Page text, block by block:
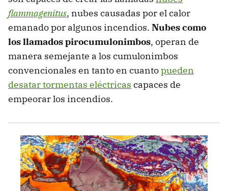
flammagenitus, nubes causadas por el calor
emanado por algunos incendios. Nubes como
los llamados pirocumulonimbos, operan de
manera semejante a los cumulonimbos
convencionales en tanto en cuantopueden
desatar tormentas eléctricas capaces de
empeorar los incendios.